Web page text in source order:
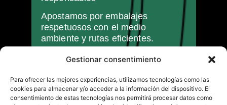
Gestionar consentimiento
Para ofrecer las mejores experiencias, utilizamos tecnologías como las
cookies para almacenar y/o acceder a la información del dispositivo. El
consentimiento de estas tecnologías nos permitirá procesar datos como
CONTACTO
613 09 19 79
¿Quienes somos?
El Huerto
Nuestra tienda
La fresca
Tienda
Apostamos por embalajes
respetuosos con el medio
ambiente y rutas eficientes.
👉 Haz tu pedido hoy y disfruta del
complicaciones.